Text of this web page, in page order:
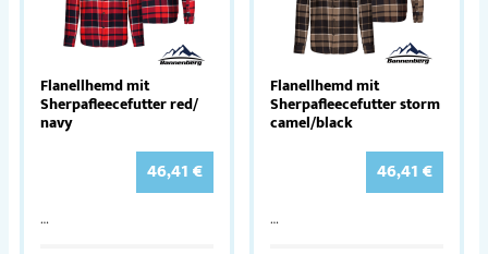
Flanellhemd mit
Sherpafleecefutter red/​
navy
46,41€
…
Flanellhemd mit
Sherpafleecefutter storm
camel/​black
46,41€
…